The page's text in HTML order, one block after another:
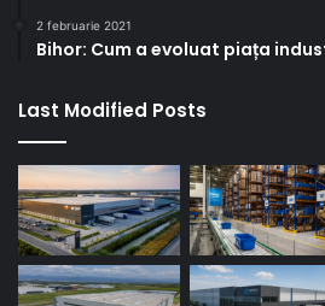
2 februarie 2021
Bihor: Cum a evoluat piața
Last Modified Posts